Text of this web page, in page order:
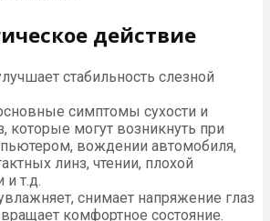
действие
стабильность слезной
симптомы сухости и
которые могут возникнуть при
вождении автомобиля,
линз, чтении, плохой
и т.д.
снимает напряжение глаз
комфортное состояние.